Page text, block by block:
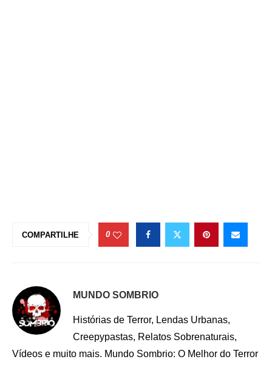
COMPARTILHE 0
MUNDO SOMBRIO
Histórias de Terror, Lendas Urbanas,
Creepypastas, Relatos Sobrenaturais,
Vídeos e muito mais. Mundo Sombrio: O Melhor do Terror